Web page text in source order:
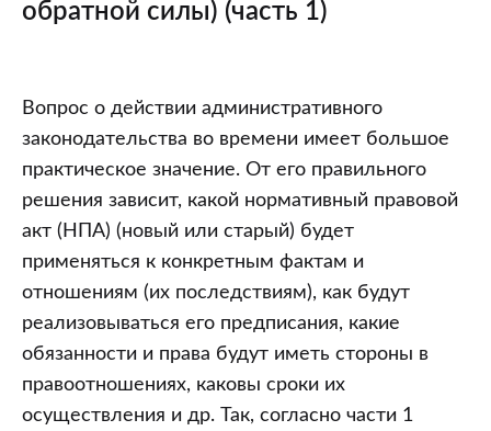
обратной силы) (часть 1)
Действие
административного
законодательства
во
времени
(технический
и
содержательный
аспекты,
особенности
применения
Вопрос о действии административного
законодательства во времени имеет большое
практическое значение. От его правильного
решения зависит, какой нормативный правовой
акт (НПА) (новый или старый) будет
применяться к конкретным фактам и
отношениям (их последствиям), как будут
реализовываться его предписания, какие
обязанности и права будут иметь стороны в
правоотношениях, каковы сроки их
осуществления и др. Так, согласно части 1